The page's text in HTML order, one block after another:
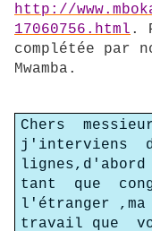
http://
17060756.html .
complétée par
Mwamba.
Chers
j'interviens
tant que
l'étranger ,ma
travail que